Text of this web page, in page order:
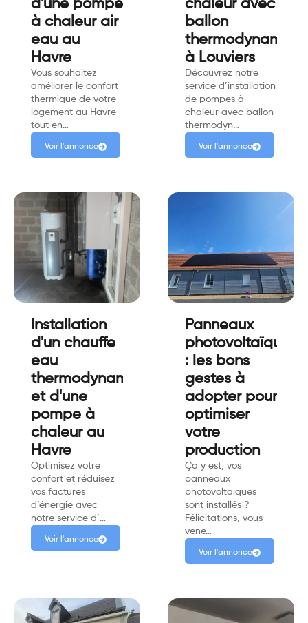
d'une pompe
à chaleur air
eau au
Havre
Vous souhaitez
améliorer le confort
thermique de votre
logement au Havre
tout en…
Voir l'annonce
chaleur avec
ballon
à Louviers
Découvrez notre
service d’installation
de pompes à
chaleur avec ballon
thermodyn…
Voir l'annonce
Installation
d'un chauffe
eau
thermodynamique
et d'une
pompe à
chaleur au
Havre
Optimisez votre
confort et réduisez
vos factures
d’énergie avec
notre service d’…
Voir l'annonce
Panneaux
photovoltaïques
: les bons
gestes à
adopter pour
optimiser
votre
production
Ça y est, vos
panneaux
photovoltaïques
sont installés ?
Félicitations, vous
vene…
Voir l'annonce